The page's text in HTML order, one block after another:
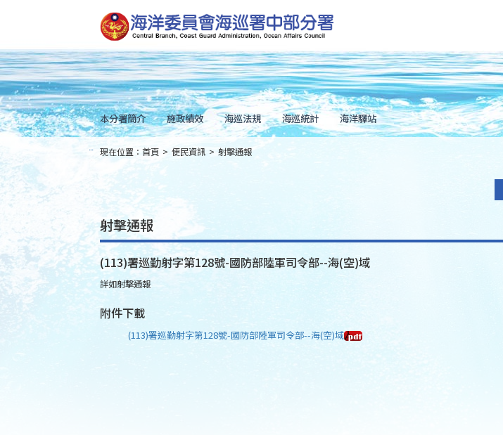
到
主
要
內
容
Skip
to
main
content
本分署簡介 施政績效 海巡法規 海巡統計 海洋驛站
::: 現在位置： 首頁 > 便民資訊 > 射擊通報
射擊通報
(113)署巡勤射字第128號-國防部陸軍司令部--海(空)域
詳如射擊通報
附件下載
(113)署巡勤射字第128號-國防部陸軍司令部--海(空)域